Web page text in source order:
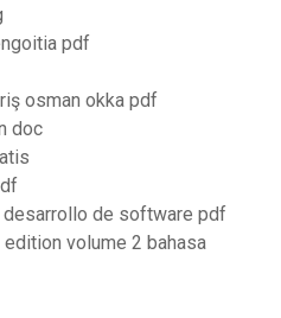
pdf
osman okka pdf
doc
de software pdf
volume 2 bahasa